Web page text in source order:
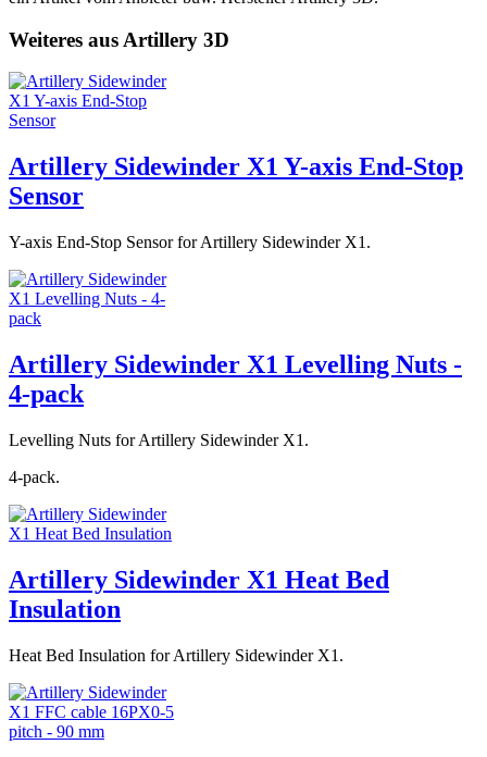
Weiteres aus Artillery 3D
Artillery Sidewinder X1 Y-axis End-Stop
Sensor
Y-axis End-Stop Sensor for Artillery Sidewinder X1.
Artillery Sidewinder X1 Levelling Nuts -
4-pack
Levelling Nuts for Artillery Sidewinder X1.
4-pack.
Artillery Sidewinder X1 Heat Bed
Insulation
Heat Bed Insulation for Artillery Sidewinder X1.